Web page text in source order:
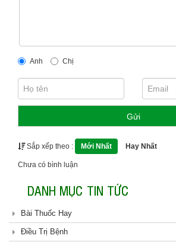
Anh Chị
Gửi
Sắp xếp theo : Mới Nhất Hay Nhất
Chưa có bình luận
DANH MỤC TIN TỨC
Bài Thuốc Hay
Điều Trị Bệnh